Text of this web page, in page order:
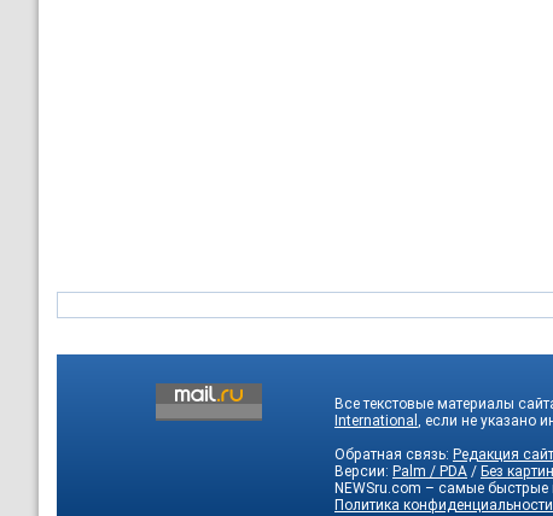
Все текстовые материалы
International
, если не указано
Обратная связь: Редакция
Версии: Palm / PDA / Без
NEWSru.com – самые быстрые
Политика конфиденциальности